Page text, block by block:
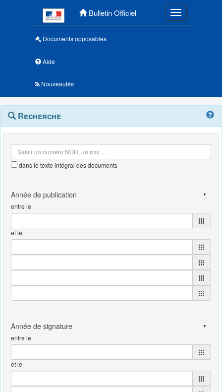
Bulletin Officiel Toggle
Documents opposables
Aide
Nouveautés
Navigation
outils
Menu
contextuel
Recherche
dans le texte intégral des documents
entre le
et le
entre le
et le